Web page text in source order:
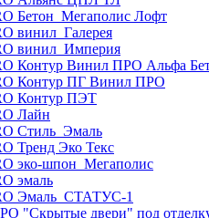
Бетон_Мегаполис Лофт
винил_Галерея
винил_Империя
Контур Винил ПРО Альфа
Контур ПГ Винил ПРО
Контур ПЭТ
Лайн
Стиль_Эмаль
Тренд Эко Текс
эко-шпон_Мегаполис
эмаль
Эмаль_СТАТУС-1
"Скрытые двери" под